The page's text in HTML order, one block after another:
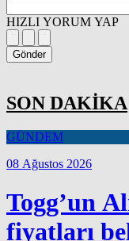
HIZLI YORUM YAP
Gönder
SON DAKİKA
GÜNDEM
08 Ağustos 2026
Togg’un
fiyatları